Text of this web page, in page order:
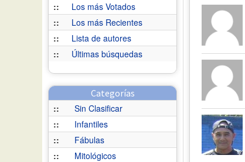
::
Los más Votados
::
Los más Recientes
::
Lista de autores
::
Últimas búsquedas
Categorías
::
Sin Clasificar
::
Infantiles
::
Fábulas
::
Mitológicos